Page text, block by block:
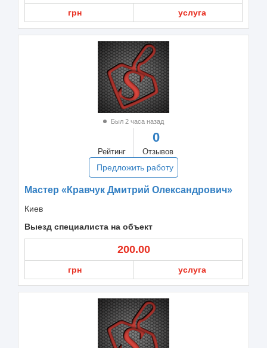
грн услуга
Был 2 часа назад
Рейтинг
0
Отзывов
Предложить работу
Мастер «Кравчук Дмитрий Олександрович»
Киев
Выезд специалиста на объект
200.00
грн услуга